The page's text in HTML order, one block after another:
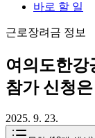
바로 할 일
근로장려금 정보
여의도한강
참가 신청
2025. 9. 23.